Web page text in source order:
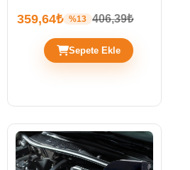
359,64₺ %13 406,39₺
Sepete Ekle